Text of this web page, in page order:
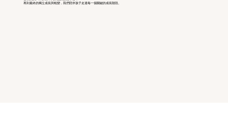
再到最終的獨立成長與蛻變，我們陪伴孩子走過每一個關鍵的成長階段。